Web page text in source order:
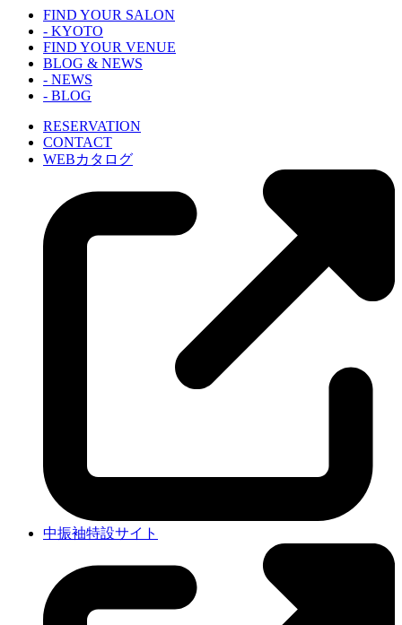
FIND YOUR SALON
- KYOTO
FIND YOUR VENUE
BLOG & NEWS
- NEWS
- BLOG
RESERVATION
CONTACT
WEBカタログ
中振袖特設サイト